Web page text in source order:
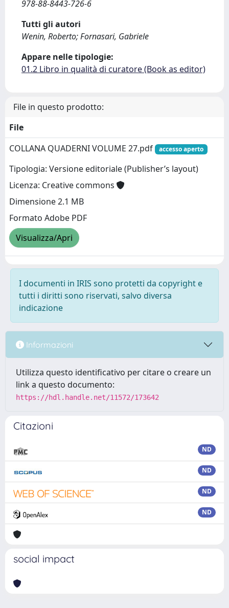
978-88-8443-726-6
Tutti gli autori
Wenin, Roberto; Fornasari, Gabriele
Appare nelle tipologie:
01.2 Libro in qualità di curatore (Book as editor)
File in questo prodotto:
File
COLLANA QUADERNI VOLUME 27.pdf
accesso aperto
Tipologia: Versione editoriale (Publisher’s layout)
Licenza: Creative commons
Dimensione 2.1 MB
Formato Adobe PDF
Visualizza/Apri
I documenti in IRIS sono protetti da copyright e
tutti i diritti sono riservati, salvo diversa
indicazione
Informazioni
Utilizza questo identificativo per citare o creare un
link a questo documento:
https://hdl.handle.net/11572/173642
Citazioni
ND
ND
ND
ND
social impact